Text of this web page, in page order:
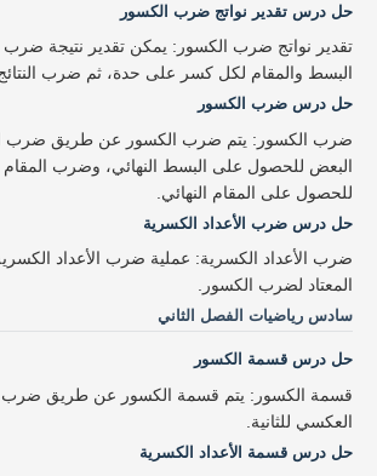
حل درس تقدير نواتج ضرب الكسور
تقدير نواتج ضرب الكسور: يمكن تقدير نتيجة ضرب
البسط والمقام لكل كسر على حدة، ثم ضرب النتائج
حل درس ضرب الكسور
ضرب الكسور: يتم ضرب الكسور عن طريق ضرب
البعض للحصول على البسط النهائي، وضرب المقام
للحصول على المقام النهائي.
حل درس ضرب الأعداد الكسرية
ضرب الأعداد الكسرية: عملية ضرب الأعداد
المعتاد لضرب الكسور.
سادس رياضيات الفصل الثاني
حل درس قسمة الكسور
قسمة الكسور: يتم قسمة الكسور عن طريق ضرب
العكسي للثانية.
حل درس قسمة الأعداد الكسرية